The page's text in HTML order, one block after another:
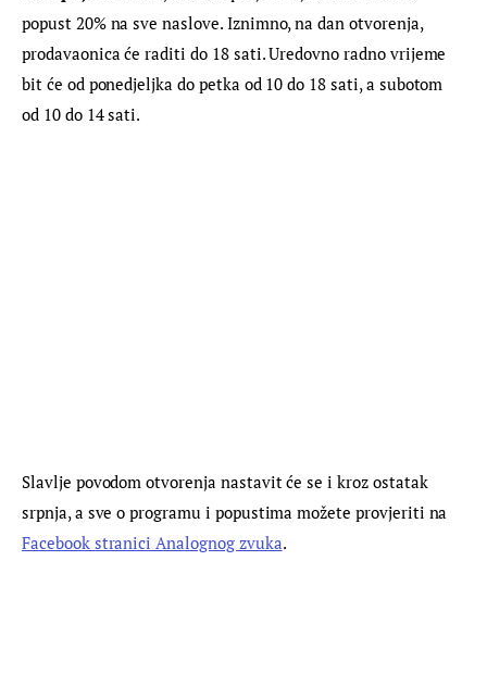
popust 20% na sve naslove. Iznimno, na dan otvorenja,
prodavaonica će raditi do 18 sati. Uredovno radno vrijeme
bit će od ponedjeljka do petka od 10 do 18 sati, a subotom
od 10 do 14 sati.
Slavlje povodom otvorenja nastavit će se i kroz ostatak
srpnja, a sve o programu i popustima možete provjeriti na
Facebook stranici Analognog zvuka.